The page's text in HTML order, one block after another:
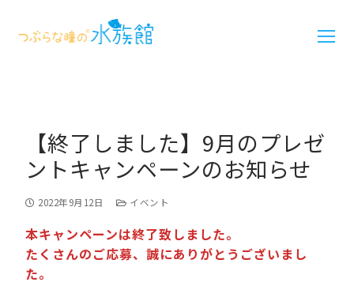
【終了しました】9月のプレゼ
ントキャンペーンのお知らせ
2022年9月12日 イベント
本キャンペーンは終了致しました。
たくさんのご応募、誠にありがとうございまし
た。